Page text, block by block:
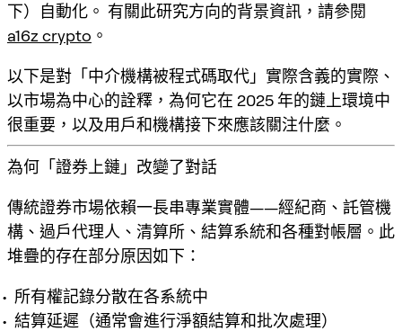
下）自動化。 有關此研究方向的背景資訊，請參閱
a16z crypto 。
以下是對「中介機構被程式碼取代」實際含義的實際、
以市場為中心的詮釋，為何它在 2025 年的鏈上環境中
很重要，以及用戶和機構接下來應該關注什麼。
為何「證券上鏈」改變了對話
傳統證券市場依賴一長串專業實體——經紀商、託管機
構、過戶代理人、清算所、結算系統和各種對帳層。此
堆疊的存在部分原因如下：
所有權記錄分散在各系統中
結算延遲（通常會進行淨額結算和批次處理）